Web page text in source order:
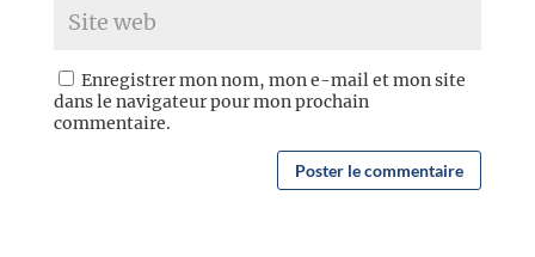
Enregistrer mon nom, mon e-mail et mon site
dans le navigateur pour mon prochain
commentaire.